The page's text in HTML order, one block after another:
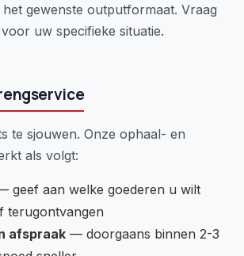
gewenste outputformaat. Vraag
uw specifieke situatie.
te sjouwen. Onze ophaal- en
als volgt:
geef aan welke goederen u wilt
terugontvangen
afspraak — doorgaans binnen 2-3